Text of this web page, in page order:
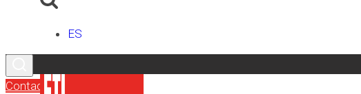
ES
Contacto